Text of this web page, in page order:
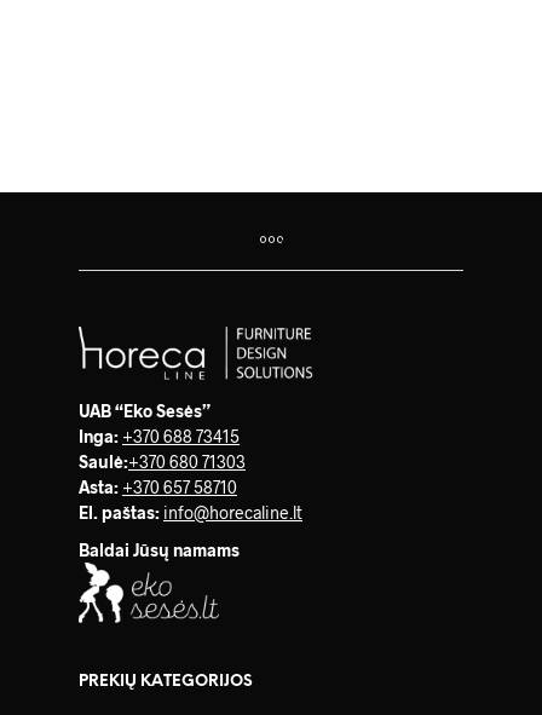
UAB “Eko Sesės”
Inga: +370 688 73415
Saulė:+370 680 71303
Asta: +370 657 58710
El. paštas: info@horecaline.lt
Baldai Jūsų namams
PREKIŲ KATEGORIJOS